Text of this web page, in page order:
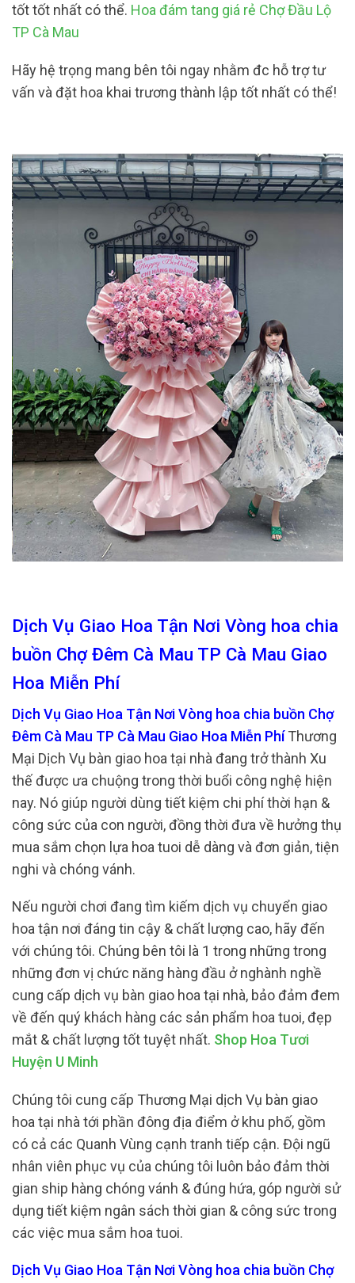
tốt tốt nhất có thể. Hoa đám tang giá rẻ Chợ Đầu Lộ
TP Cà Mau
Hãy hệ trọng mang bên tôi ngay nhằm đc hỗ trợ tư
vấn và đặt hoa khai trương thành lập tốt nhất có thể!
Dịch Vụ Giao Hoa Tận Nơi Vòng hoa chia
buồn Chợ Đêm Cà Mau TP Cà Mau Giao
Hoa Miễn Phí
Dịch Vụ Giao Hoa Tận Nơi Vòng hoa chia buồn Chợ
Đêm Cà Mau TP Cà Mau Giao Hoa Miễn PhíThương
Mại Dịch Vụ bàn giao hoa tại nhà đang trở thành Xu
thế được ưa chuộng trong thời buổi công nghệ hiện
nay. Nó giúp người dùng tiết kiệm chi phí thời hạn &
công sức của con người, đồng thời đưa về hưởng thụ
mua sắm chọn lựa hoa tuoi dễ dàng và đơn giản, tiện
nghi và chóng vánh.
Nếu người chơi đang tìm kiếm dịch vụ chuyển giao
hoa tận nơi đáng tin cậy & chất lượng cao, hãy đến
với chúng tôi. Chúng bên tôi là 1 trong những trong
những đơn vị chức năng hàng đầu ở nghành nghề
cung cấp dịch vụ bàn giao hoa tại nhà, bảo đảm đem
về đến quý khách hàng các sản phẩm hoa tuoi, đẹp
mắt & chất lượng tốt tuyệt nhất. Shop Hoa Tươi
Huyện U Minh
Chúng tôi cung cấp Thương Mại dịch Vụ bàn giao
hoa tại nhà tới phần đông địa điểm ở khu phố, gồm
có cả các Quanh Vùng cạnh tranh tiếp cận. Đội ngũ
nhân viên phục vụ của chúng tôi luôn bảo đảm thời
gian ship hàng chóng vánh & đúng hứa, góp người sử
dụng tiết kiệm ngân sách thời gian & công sức trong
các việc mua sắm hoa tuoi.
Dịch Vụ Giao Hoa Tận Nơi Vòng hoa chia buồn Chợ